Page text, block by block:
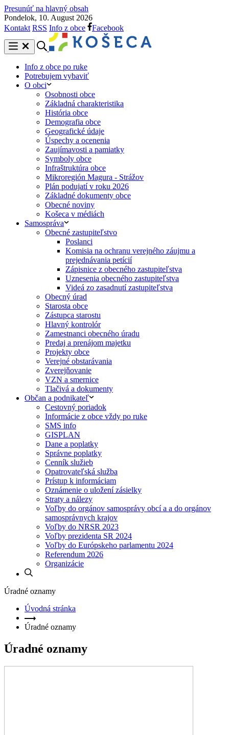
Presunúť na hlavný obsah
Pondelok, 10. August 2026
Kontakt RSS Info z obce Facebook
Info z obce po ruke
Potrebujem vybaviť
O obci
Osobnosti obce
Základná charakteristika
História obce
Demografia obce
Geografické údaje
Úspechy a ocenenia
Zaujímavosti a pamiatky
Symboly obce
Infraštruktúra obce
Mikroregión Magura - Strážov
Plán podujatí v roku 2026
Základné dokumenty obce
Obecné noviny
Košeca v médiách
Samospráva
Obecné zastupiteľstvo
Poslanci
Komisia na ochranu verejného záujmu a
prejednávania petícií
Zápisnice z obecného zastupiteľstva
Uznesenia obecného zastupiteľstva
Videá zo zasadnutí zastupiteľstva
Obecný úrad
Starosta obce
Zástupca starostu
Hlavný kontrolór
Zamestnanci obecného úradu
Predaj a prenájom majetku
Projekty obce
Verejné obstarávania
Zverejňovanie
VZN a smernice
Tlačivá a dokumenty
Občan a podnikateľ
Cestovný poriadok
Informácie z obce vždy po ruke
SMS info
GISPLAN
Dane a poplatky
Správne poplatky
Cenník služieb
Opatrovateľská služba
Prístup k informáciam
Oznámenie o uložení zásielky
Straty a nálezy
Voľby do orgánov samosprávy obcí a a do orgánov
samosprávnych krajov
Voľby do NRSR 2023
Voľby prezidenta SR 2024
Voľby do Európskeho parlamentu 2024
Referendum 2026
Organizácie
Úradné oznamy
Úvodná stránka
Úradné oznamy
Úradné oznamy